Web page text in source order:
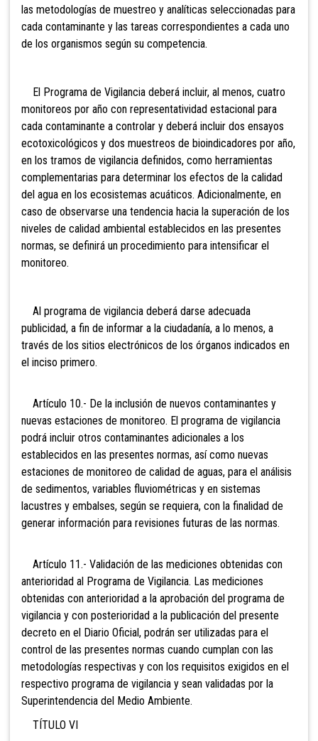
las metodologías de muestreo y analíticas seleccionadas para
cada contaminante y las tareas correspondientes a cada uno
de los organismos según su competencia.
El Programa de Vigilancia deberá incluir, al menos, cuatro
monitoreos por año con representatividad estacional para
cada contaminante a controlar y deberá incluir dos ensayos
ecotoxicológicos y dos muestreos de bioindicadores por año,
en los tramos de vigilancia definidos, como herramientas
complementarias para determinar los efectos de la calidad
del agua en los ecosistemas acuáticos. Adicionalmente, en
caso de observarse una tendencia hacia la superación de los
niveles de calidad ambiental establecidos en las presentes
normas, se definirá un procedimiento para intensificar el
monitoreo.
Al programa de vigilancia deberá darse adecuada
publicidad, a fin de informar a la ciudadanía, a lo menos, a
través de los sitios electrónicos de los órganos indicados en
el inciso primero.
Artículo 10.- De la inclusión de nuevos contaminantes y
nuevas estaciones de monitoreo. El programa de vigilancia
podrá incluir otros contaminantes adicionales a los
establecidos en las presentes normas, así como nuevas
estaciones de monitoreo de calidad de aguas, para el análisis
de sedimentos, variables fluviométricas y en sistemas
lacustres y embalses, según se requiera, con la finalidad de
generar información para revisiones futuras de las normas.
Artículo 11.- Validación de las mediciones obtenidas con
anterioridad al Programa de Vigilancia. Las mediciones
obtenidas con anterioridad a la aprobación del programa de
vigilancia y con posterioridad a la publicación del presente
decreto en el Diario Oficial, podrán ser utilizadas para el
control de las presentes normas cuando cumplan con las
metodologías respectivas y con los requisitos exigidos en el
respectivo programa de vigilancia y sean validadas por la
Superintendencia del Medio Ambiente.
TÍTULO VI